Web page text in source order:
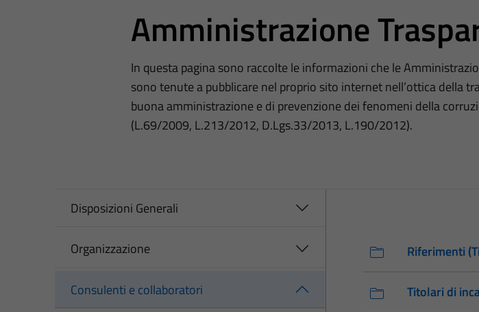
Amministrazione
In questa pagina sono raccolte le informazioni che le
sono tenute a pubblicare nel proprio sito internet nell’ottica della
buona amministrazione e di prevenzione dei fenomeni della
(L.69/2009, L.213/2012, D.Lgs.33/2013, L.190/2012).
Disposizioni Generali
Organizzazione
Consulenti e collaboratori
Riferimenti
Titolari di